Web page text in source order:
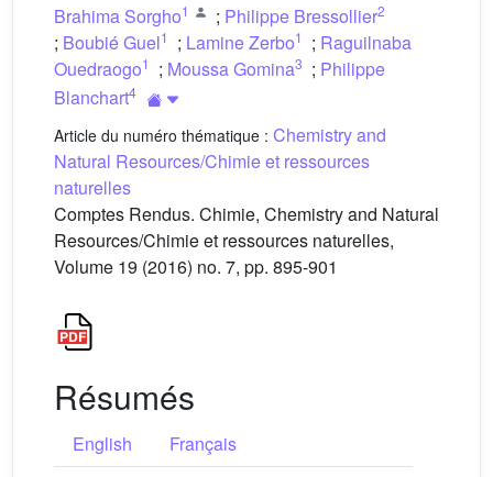
Brahima Sorgho1 ; Philippe Bressollier2
; Boubié Guel1 ; Lamine Zerbo1 ; Raguilnaba
Ouedraogo1 ; Moussa Gomina3 ; Philippe
Blanchart4
Article du numéro thématique : Chemistry and
Natural Resources/Chimie et ressources
naturelles
Comptes Rendus. Chimie, Chemistry and Natural
Resources/Chimie et ressources naturelles,
Volume 19 (2016) no. 7, pp. 895-901
Résumés
English
Français